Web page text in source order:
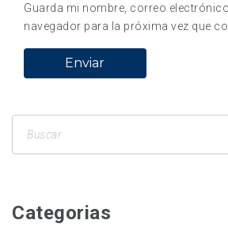
Guarda mi nombre, correo
navegador para la próxima vez que
Categorias